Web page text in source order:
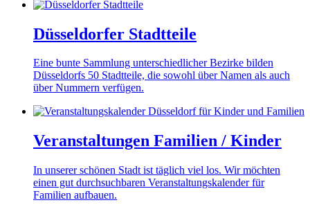
Düsseldorfer Stadtteile
Eine bunte Sammlung unterschiedlicher Bezirke bilden
Düsseldorfs 50 Stadtteile, die sowohl über Namen als auch
über Nummern verfügen.
Veranstaltungen Familien / Kinder
In unserer schönen Stadt ist täglich viel los. Wir möchten
einen gut durchsuchbaren Veranstaltungskalender für
Familien aufbauen.